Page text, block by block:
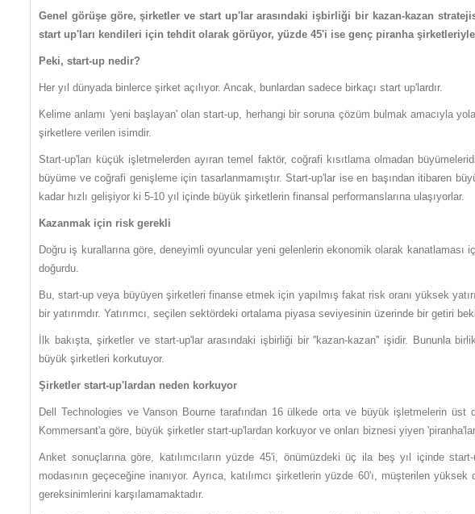
Genel görüşe göre, şirketler ve start up'lar arasındaki işbirliği bir kazan-kazan
start up'ları kendileri için tehdit olarak görüyor, yüzde 45'i ise genç piranha
Peki, start-up nedir?
Her yıl dünyada binlerce şirket açılıyor. Ancak, bunlardan sadece birkaçı start up'lardır.
Kelime anlamı 'yeni başlayan' olan start-up, herhangi bir soruna çözüm bulmak amacıyla
şirketlere verilen isimdir.
Start-up'ları küçük işletmelerden ayıran temel faktör, coğrafi kısıtlama olmadan
büyüme ve coğrafi genişleme için tasarlanmamıştır. Start-up'lar ise en başından itibaren
kadar hızlı gelişiyor ki 5-10 yıl içinde büyük şirketlerin finansal performanslarına ulaşıyorlar.
Kazanmak için risk gerekli
Doğru iş kurallarına göre, deneyimli oyuncular yeni gelenlerin ekonomik olarak kanatlaması
doğurdu.
Bu, start-up veya büyüyen şirketleri finanse etmek için yapılmış fakat risk oranı yüksek
bir yatırımdır. Yatırımcı, seçilen sektördeki ortalama piyasa seviyesinin üzerinde bir getiri
İlk bakışta, şirketler ve start-up'lar arasındaki işbirliği bir ''kazan-kazan'' işidir. Bununla
büyük şirketleri korkutuyor.
Şirketler start-up'lardan neden korkuyor
Dell Technologies ve Vanson Bourne tarafından 16 ülkede orta ve büyük işletmelerin üst
Kommersant'a göre, büyük şirketler start-up'lardan korkuyor ve onları biznesi yiyen
Anket sonuçlarına göre, katılımcıların yüzde 45'i, önümüzdeki üç ila beş yıl içinde
modasının geçeceğine inanıyor. Ayrıca, katılımcı şirketlerin yüzde 60'ı, müşterilen
gereksinimlerini karşılamamaktadır.